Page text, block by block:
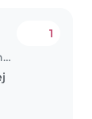
Babysitting job in Czaplinek
1